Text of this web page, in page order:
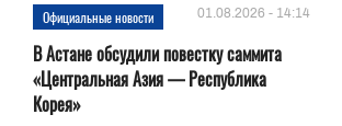
Официальные новости 01.08.2026 - 14:14
В Астане обсудили повестку саммита
«Центральная Азия — Республика
Корея»